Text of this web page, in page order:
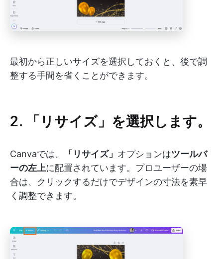
最初から正しいサイズを選択しておくと、後で調
整する手間を省くことができます。
2. 「リサイズ」を選択します。
Canvaでは、 「リサイズ」 オプションはツールバ
ーの左上に配置されています。プロユーザーの場
合は、クリックするだけでデザインの寸法を素早
く調整できます。